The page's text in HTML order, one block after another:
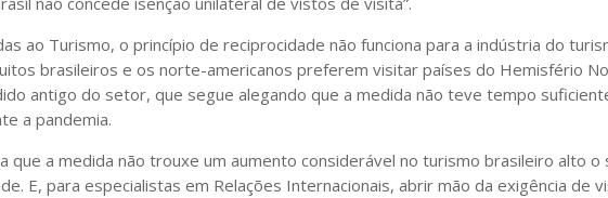
ao Turismo, o princípio de reciprocidade não funciona para a indústria do
brasileiros e os norte-americanos preferem visitar países do Hemisfério
antigo do setor, que segue alegando que a medida não teve tempo
a pandemia.
que a medida não trouxe um aumento considerável no turismo brasileiro alto
E, para especialistas em Relações Internacionais, abrir mão da exigência de